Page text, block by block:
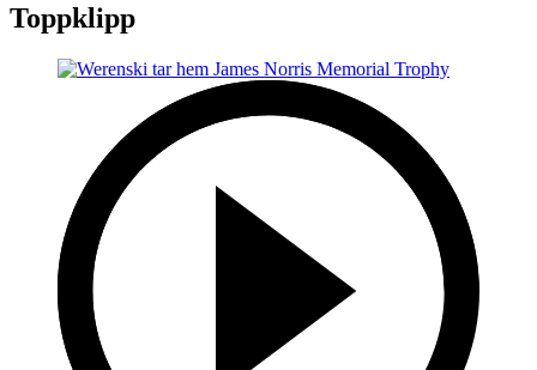
Toppklipp